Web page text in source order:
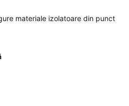
materiale izolatoare din punct